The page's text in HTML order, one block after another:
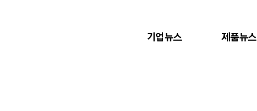
기업뉴스 제품뉴스